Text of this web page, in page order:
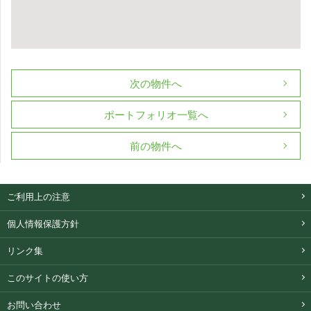
次の物件へ
ポートフォリオ一覧へ
前の物件へ
ご利用上の注意
個人情報保護方針
リンク集
このサイトの使い方
お問い合わせ